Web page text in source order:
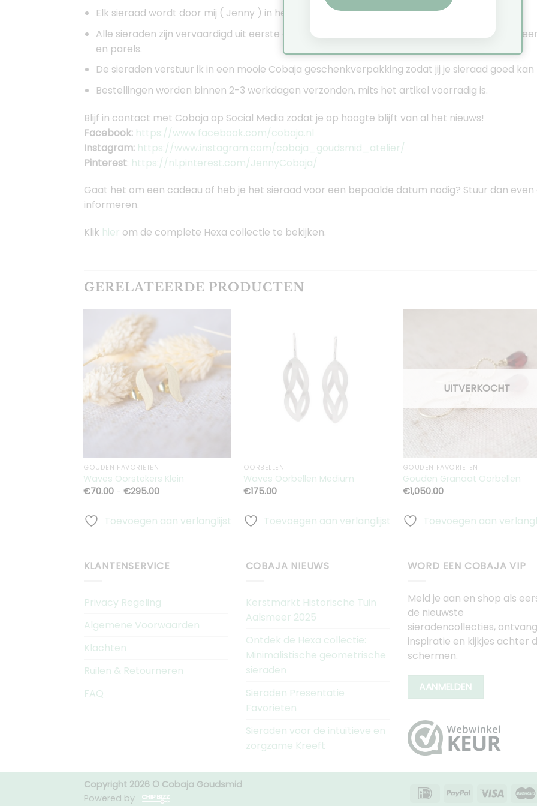
Elk sieraad wordt door mij ( Jenny ) in het atelier met veel zorg en liefde handgemaakt.
Alle sieraden zijn vervaardigd uit eerste gehalte zilver (925), 14 of 18 karaat goud. Ik werk
en parels.
De sieraden verstuur ik in een mooie Cobaja geschenkverpakking zodat jij je sieraad goed
Bestellingen worden binnen 2-3 werkdagen verzonden, mits het artikel voorradig is.
Blijf in contact met Cobaja op Social Media zodat je op hoogte blijft van al het nieuws!
Facebook: https://www.facebook.com/cobaja.nl
Instagram: https://www.instagram.com/cobaja_goudsmid_atelier/
Pinterest: https://nl.pinterest.com/JennyCobaja/
Gaat het om een cadeau of heb je het sieraad voor een bepaalde datum nodig? Stuur dan
informeren.
Klik hier om de complete Hexa collectie te bekijken.
GERELATEERDE PRODUCTEN
Toevoegen
aan
verlanglijst
GOUDEN FAVORIETEN
Waves Oorstekers Klein
€70.00 - €295.00Prijsklasse:
Toevoegen aan verlanglijst
OORBELLEN
Waves Oorbellen Medium
€175.00
Toevoegen aan verlanglijst
Toevoegen
aan
UITVERKOCHT
GOUDEN FAVORIETEN
Gouden Granaat Oorbellen
€1,050.00
Toevoegen aan
KLANTENSERVICE
Privacy Regeling
Algemene Voorwaarden
Klachten
Ruilen & Retourneren
FAQ
COBAJA NIEUWS
Kerstmarkt Historische Tuin
Aalsmeer 2025
Ontdek de Hexa collectie:
Minimalistische geometrische
sieraden
Sieraden Presentatie
Favorieten
Sieraden voor de intuïtieve en
zorgzame Kreeft
WORD EEN COBAJA VIP
Meld je aan en shop als
de nieuwste
sieradencollecties, ontvang
inspiratie en kijkjes achter
schermen.
AANMELDEN
Copyright 2026 © Cobaja Goudsmid
Powered by